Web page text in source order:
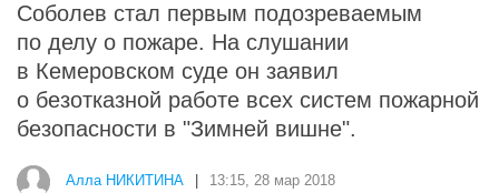
Соболев стал первым подозреваемым
по делу о пожаре. На слушании
в Кемеровском суде он заявил
о безотказной работе всех систем пожарной
безопасности в "Зимней вишне".
Алла НИКИТИНА 13:15, 28 мар 2018